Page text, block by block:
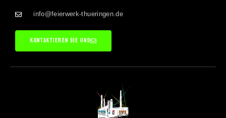
info@feierwerk-thueringen.de
KONTAKTIEREN SIE UNS